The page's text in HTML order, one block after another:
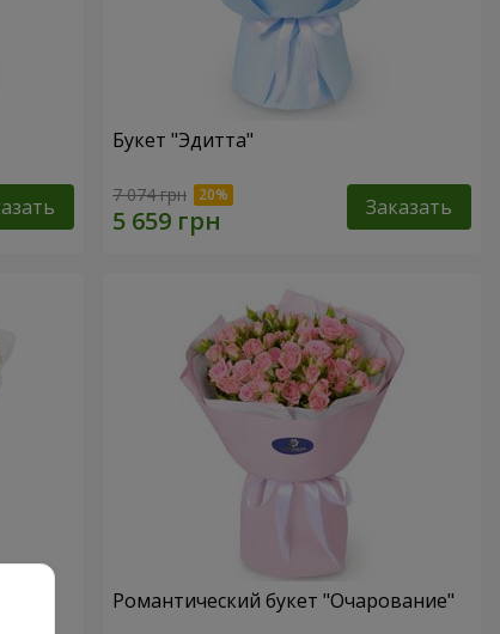
Букет "Эдитта"
7 074 грн Заказать
Романтический букет "Очарование"